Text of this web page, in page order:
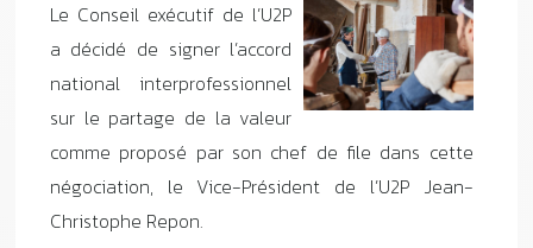
Le Conseil exécutif de l’U2P
a décidé de signer l’accord
national interprofessionnel
sur le partage de la valeur
comme proposé par son chef de file dans cette
négociation, le Vice-Président de l’U2P Jean-
Christophe Repon.